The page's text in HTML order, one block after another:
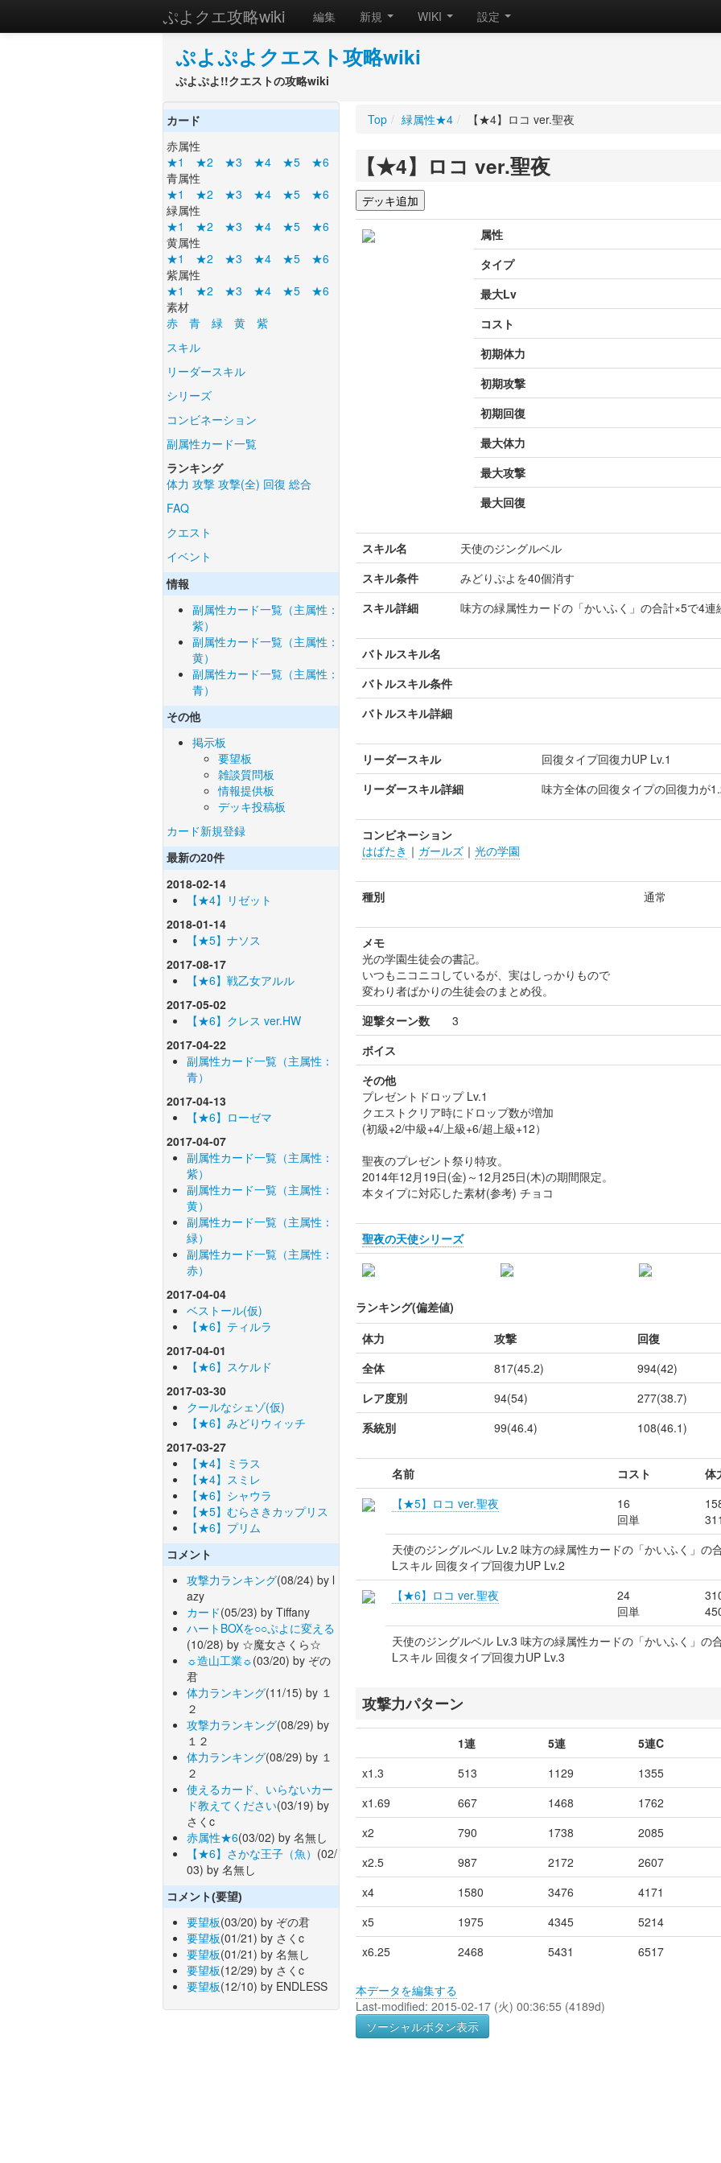
ぷよクエ攻略wiki 編集 新規 WIKI 設定
ぷよぷよクエスト攻略wiki
ぷよぷよ!!クエストの攻略wiki
カード
赤属性
★1
★2 ★3 ★4 ★5
★6
青属性
★1
★2 ★3 ★4 ★5
★6
緑属性
★1
★2 ★3 ★4 ★5
★6
黄属性
★1
★2 ★3 ★4 ★5
★6
紫属性
★1
★2 ★3 ★4 ★5
★6
素材
赤
青 緑 黄
紫
スキル
リーダースキル
シリーズ
コンビネーション
副属性カード一覧
ランキング
体力 攻撃 攻撃(全) 回復 総合
FAQ
クエスト
イベント
情報
副属性カード一覧（主属性：
紫）
副属性カード一覧（主属性：
黄）
副属性カード一覧（主属性：
青）
その他
掲示板
要望板
雑談質問板
情報提供板
デッキ投稿板
カード新規登録
最新の20件
2018-02-14
【★4】リゼット
2018-01-14
【★5】ナソス
2017-08-17
【★6】戦乙女アルル
2017-05-02
【★6】クレス ver.HW
2017-04-22
副属性カード一覧（主属性：
青）
2017-04-13
【★6】ローゼマ
2017-04-07
副属性カード一覧（主属性：
紫）
副属性カード一覧（主属性：
黄）
副属性カード一覧（主属性：
緑）
副属性カード一覧（主属性：
赤）
2017-04-04
ベストール(仮)
【★6】ティルラ
2017-04-01
【★6】スケルド
2017-03-30
クールなシェゾ(仮)
【★6】みどりウィッチ
2017-03-27
【★4】ミラス
【★4】スミレ
【★6】シャウラ
【★5】むらさきカップリス
【★6】プリム
コメント
攻撃力ランキング(08/24) by l
azy
カード(05/23) by Tiffany
ハートBOXを○○ぷよに変える
(10/28) by ☆魔女さくら☆
☼造山工業☼(03/20) by ぞの
君
体力ランキング(11/15) by １
２
攻撃力ランキング(08/29) by
１２
体力ランキング(08/29) by １
２
使えるカード、いらないカー
ド教えてください(03/19) by
さくc
赤属性★6(03/02) by 名無し
【★6】さかな王子（魚） (02/
03) by 名無し
コメント(要望)
要望板(03/20) by ぞの君
要望板(01/21) by さくc
要望板(01/21) by 名無し
要望板(12/29) by さくc
要望板(12/10) by ENDLESS
Top / 緑属性★4 / 【★4】ロコ ver.聖夜
【★4】ロコ ver.聖夜
属性
タイプ
最大Lv
コスト
初期体力
初期攻撃
初期回復
最大体力
最大攻撃
最大回復
スキル名
天使のジングルベル
スキル条件
みどりぷよを40個消す
スキル詳細
味方の緑属性カードの「かいふく」の合計×5で4連
バトルスキル名
バトルスキル条件
バトルスキル詳細
リーダースキル
回復タイプ回復力UP Lv.1
リーダースキル詳細
味方全体の回復タイプの回復力が
コンビネーション
はばたき ｜ ガールズ ｜ 光の学園
種別 通常
メモ
光の学園生徒会の書記。
いつもニコニコしているが、実はしっかりもので
変わり者ばかりの生徒会のまとめ役。
迎撃ターン数 3
ボイス
その他
プレゼントドロップ Lv.1
クエストクリア時にドロップ数が増加
(初級+2/中級+4/上級+6/超上級+12）
聖夜のプレゼント祭り特攻。
2014年12月19日(金)～12月25日(木)の期間限定。
本タイプに対応した素材(参考) チョコ
聖夜の天使シリーズ
ランキング(偏差値)
体力
攻撃
回復
全体
817(45.2) 994(42)
レア度別
94(54) 277(38.7)
系統別
99(46.4) 108(46.1)
名前 コスト 体
【★5】ロコ ver.聖夜
16
回単
天使のジングルベル Lv.2 味方の緑属性カードの「かいふく」の
Lスキル 回復タイプ回復力UP Lv.2
【★6】ロコ ver.聖夜
24
回単
天使のジングルベル Lv.3 味方の緑属性カードの「かいふく」の
Lスキル 回復タイプ回復力UP Lv.3
攻撃力パターン
1連 5連 5連C
x1.3
513 1129 1355
x1.69
667 1468 1762
x2
790 1738 2085
x2.5
987 2172 2607
x4
1580 3476 4171
x5
1975 4345 5214
x6.25
2468 5431 6517
本データを編集する
Last-modified: 2015-02-17 (火) 00:36:55 (4189d)
ソーシャルボタン表示